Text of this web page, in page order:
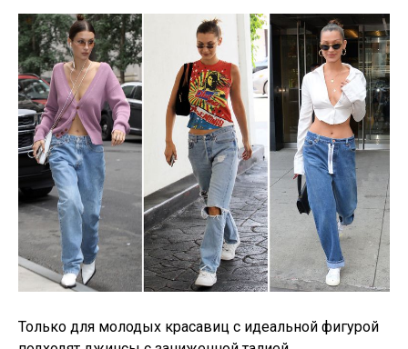
Только для молодых красавиц с идеальной фигурой